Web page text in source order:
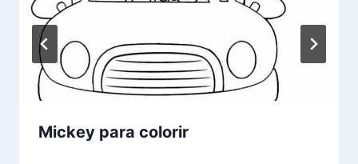
Mickey para colorir